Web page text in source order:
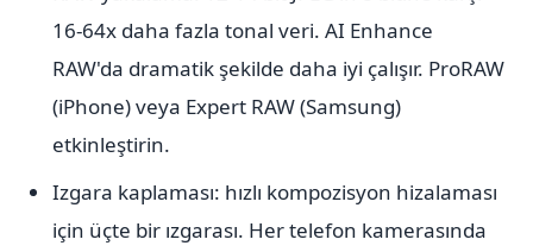
16-64x daha fazla tonal veri. AI Enhance
RAW'da dramatik şekilde daha iyi çalışır. ProRAW
(iPhone) veya Expert RAW (Samsung)
etkinleştirin.
Izgara kaplaması: hızlı kompozisyon hizalaması
için üçte bir ızgarası. Her telefon kamerasında